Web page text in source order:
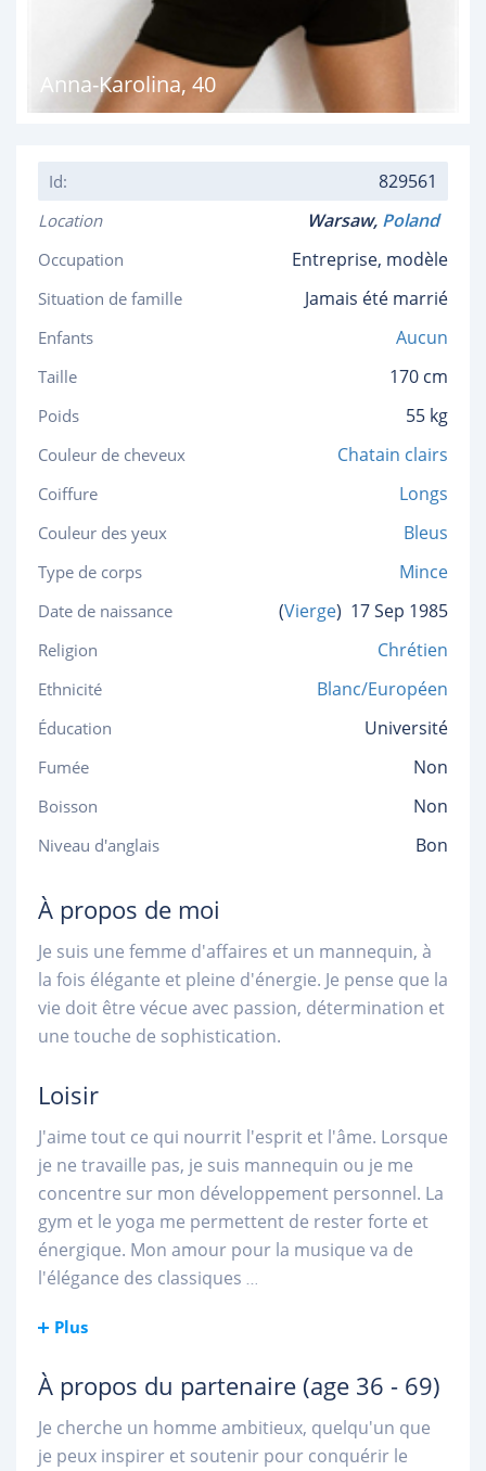
Anna-Karolina, 40
Id: 829561
Location Warsaw, Poland
Occupation Entreprise, modèle
Situation de famille Jamais été marrié
Enfants Aucun
Taille 170 cm
Poids 55 kg
Couleur de cheveux Chatain clairs
Coiffure Longs
Couleur des yeux Bleus
Type de corps Mince
Date de naissance (Vierge) 17 Sep 1985
Religion Chrétien
Ethnicité Blanc/Européen
Éducation Université
Fumée Non
Boisson Non
Niveau d'anglais Bon
À propos de moi
Je suis une femme d'affaires et un mannequin, à
la fois élégante et pleine d'énergie. Je pense que la
vie doit être vécue avec passion, détermination et
une touche de sophistication.
Loisir
J'aime tout ce qui nourrit l'esprit et l'âme. Lorsque
je ne travaille pas, je suis mannequin ou je me
concentre sur mon développement personnel. La
gym et le yoga me permettent de rester forte et
énergique. Mon amour pour la musique va de
l'élégance des classiques ...
Plus
À propos du partenaire (age 36 - 69)
Je cherche un homme ambitieux, quelqu'un que
je peux inspirer et soutenir pour conquérir le